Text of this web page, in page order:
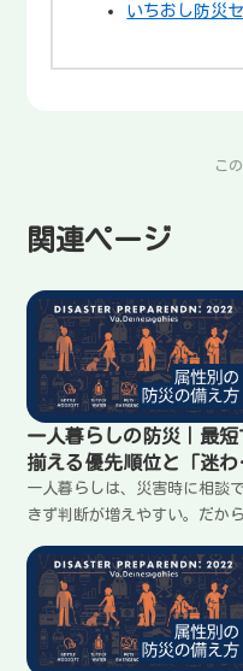
いちおし防災
こ
関連ページ
一人暮らしの防災｜最短
揃える優先順位と「迷わ
い」準備
一人暮らしは、災害時に相談で
きず判断が増えやすい。だから
めて迷いを減らすのが大事。停
電・断水・トイレ・情報・体温
の順で、最低限の備えと動き方
をわかりやすく整理します。